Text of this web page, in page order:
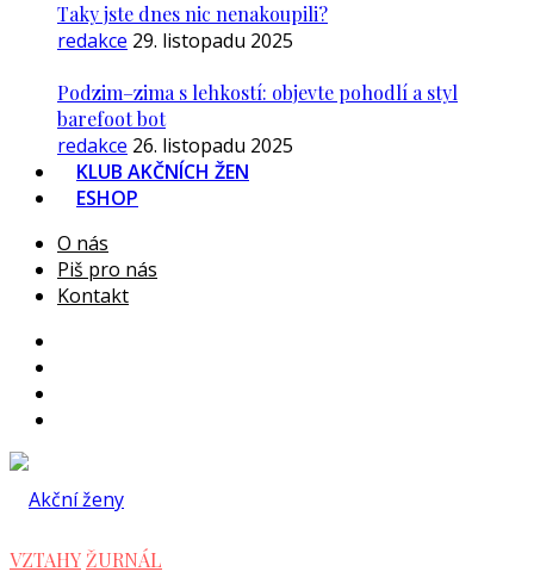
Taky jste dnes nic nenakoupili?
redakce 29. listopadu 2025
Podzim–zima s lehkostí: objevte pohodlí a styl
barefoot bot
redakce 26. listopadu 2025
KLUB AKČNÍCH ŽEN
ESHOP
O nás
Piš pro nás
Kontakt
VZTAHYŽURNÁL